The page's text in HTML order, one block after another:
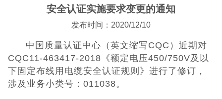
成功案例
证书查询
联系我们
安全认证实施要求变更的通知
发布时间：2020/12/10
中国质量认证中心（英文缩写CQC）近期对
CQC11-463417-2018《额定电压450/750V及以
下固定布线用电缆安全认证规则》进行了修订，
涉及业务小类号：011038。